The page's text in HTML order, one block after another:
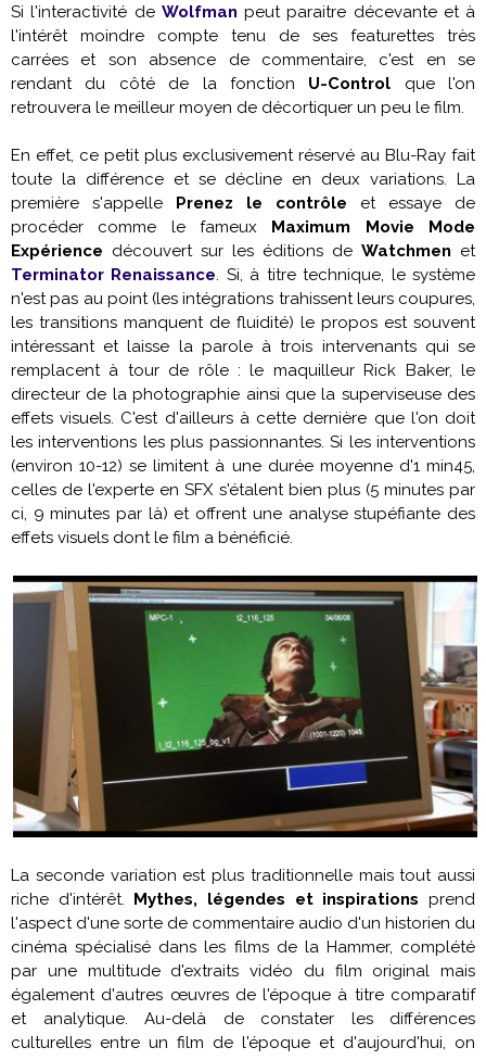
Si l'interactivité de Wolfman peut paraitre décevante et à
l'intérêt moindre compte tenu de ses featurettes très
carrées et son absence de commentaire, c'est en se
rendant du côté de la fonction U-Control que l'on
retrouvera le meilleur moyen de décortiquer un peu le film.
En effet, ce petit plus exclusivement réservé au Blu-Ray fait
toute la différence et se décline en deux variations. La
première s'appelle Prenez le contrôle et essaye de
procéder comme le fameux Maximum Movie Mode
Expérience découvert sur les éditions de Watchmen et
Terminator Renaissance . Si, à titre technique, le système
n'est pas au point (les intégrations trahissent leurs coupures,
les transitions manquent de fluidité) le propos est souvent
intéressant et laisse la parole à trois intervenants qui se
remplacent à tour de rôle : le maquilleur Rick Baker, le
directeur de la photographie ainsi que la superviseuse des
effets visuels. C'est d'ailleurs à cette dernière que l'on doit
les interventions les plus passionnantes. Si les interventions
(environ 10-12) se limitent à une durée moyenne d'1 min45,
celles de l'experte en SFX s'étalent bien plus (5 minutes par
ci, 9 minutes par là) et offrent une analyse stupéfiante des
effets visuels dont le film a bénéficié.
La seconde variation est plus traditionnelle mais tout aussi
riche d'intérêt. Mythes, légendes et inspirations prend
l'aspect d'une sorte de commentaire audio d'un historien du
cinéma spécialisé dans les films de la Hammer, complété
par une multitude d'extraits vidéo du film original mais
également d'autres œuvres de l'époque à titre comparatif
et analytique. Au-delà de constater les différences
culturelles entre un film de l'époque et d'aujourd'hui, on